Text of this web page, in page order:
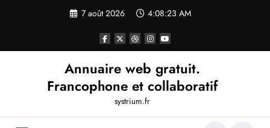
7 août 2026 4:08:24 AM
Annuaire web gratuit.
Francophone et collaboratif
systrium.fr